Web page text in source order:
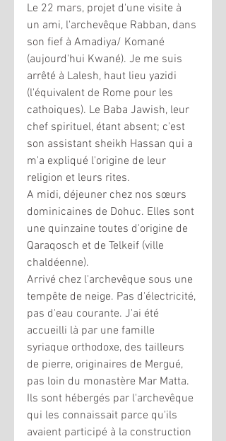
Le 22 mars, projet d'une visite à
un ami, l'archevêque Rabban, dans
son fief à Amadiya/ Komané
(aujourd'hui Kwané). Je me suis
arrêté à Lalesh, haut lieu yazidi
(l'équivalent de Rome pour les
cathoiques). Le Baba Jawish, leur
chef spirituel, étant absent; c'est
son assistant sheikh Hassan qui a
m'a expliqué l'origine de leur
religion et leurs rites.
A midi, déjeuner chez nos sœurs
dominicaines de Dohuc. Elles sont
une quinzaine toutes d'origine de
Qaraqosch et de Telkeif (ville
chaldéenne).
Arrivé chez l'archevêque sous une
tempête de neige. Pas d'électricité,
pas d'eau courante. J'ai été
accueilli là par une famille
syriaque orthodoxe, des tailleurs
de pierre, originaires de Mergué,
pas loin du monastère Mar Matta.
Ils sont hébergés par l'archevêque
qui les connaissait parce qu'ils
avaient participé à la construction